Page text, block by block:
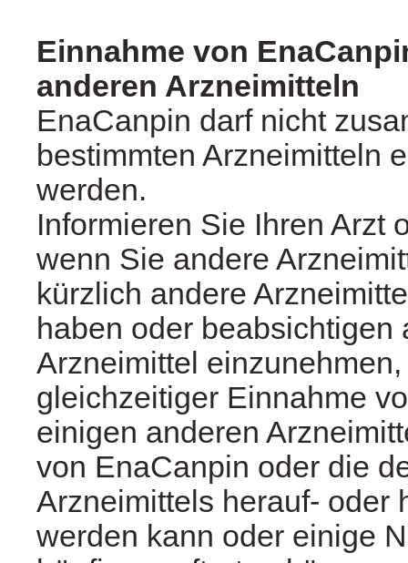
Einnahme von
anderen Arzneimitteln
EnaCanpin darf nicht
bestimmten Arzneimitteln
werden.
Informieren Sie Ihren Arzt
wenn Sie andere
kürzlich andere
haben oder beabsichtigen
Arzneimittel
gleichzeitiger Einnahme
einigen anderen
von EnaCanpin oder die
Arzneimittels herauf- oder
werden kann oder einige